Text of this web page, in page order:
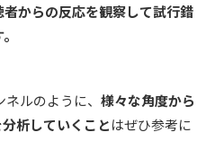
からの反応を観察して試行錯
ルのように、 様々な角度から
析していくことはぜひ参考に